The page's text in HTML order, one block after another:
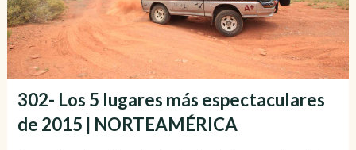
302- Los 5 lugares más espectaculares
de 2015 | NORTEAMÉRICA